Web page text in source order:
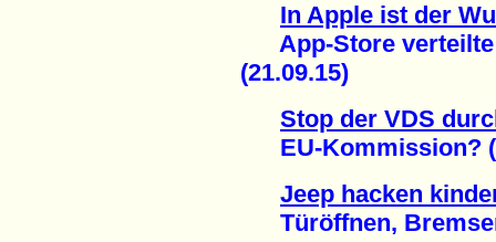
In Apple ist der
App-Store verteilte
(21.09.15)
Stop der VDS
EU-Kommission?
Jeep hacken
Türöffnen,